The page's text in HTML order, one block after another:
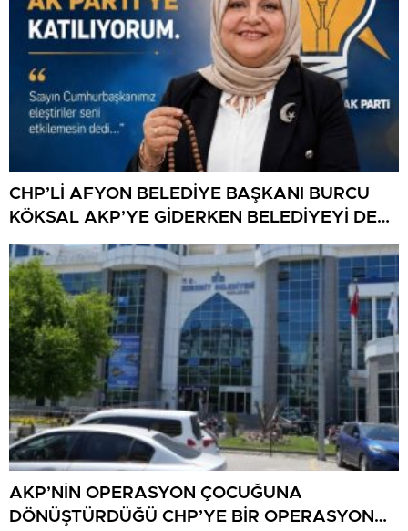
CHP’Lİ AFYON BELEDİYE BAŞKANI BURCU
KÖKSAL AKP’YE GİDERKEN BELEDİYEYİ DE
GÖTÜRÜYOR!
AKP’NİN OPERASYON ÇOCUĞUNA
DÖNÜŞTÜRDÜĞÜ CHP’YE BİR OPERASYON